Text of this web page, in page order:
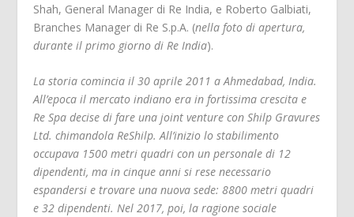
Shah, General Manager di Re India, e Roberto Galbiati,
Branches Manager di Re S.p.A. (nella foto di apertura,
durante il primo giorno di Re India).
La storia comincia il 30 aprile 2011 a Ahmedabad, India.
All’epoca il mercato indiano era in fortissima crescita e
Re Spa decise di fare una joint venture con Shilp Gravures
Ltd. chimandola ReShilp. All’inizio lo stabilimento
occupava 1500 metri quadri con un personale di 12
dipendenti, ma in cinque anni si rese necessario
espandersi e trovare una nuova sede: 8800 metri quadri
e 32 dipendenti. Nel 2017, poi, la ragione sociale